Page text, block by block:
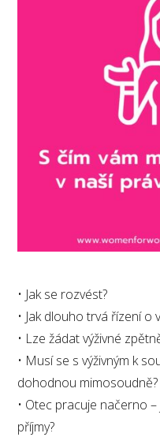
• Jak se rozvést?
• Jak dlouho trvá řízení o
• Lze žádat výživné
• Musí se s výživným k
dohodnou mimosoudně?
• Otec pracuje načerno
příjmy?